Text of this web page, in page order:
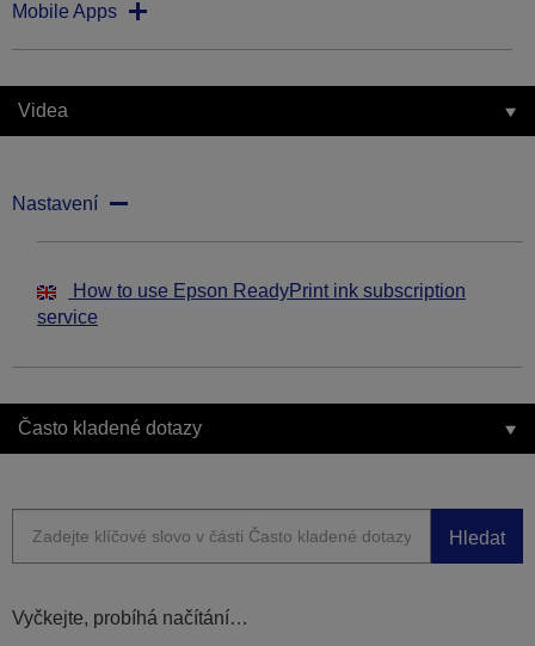
Mobile Apps
Videa
Nastavení
How to use Epson ReadyPrint ink subscription
service
Často kladené dotazy
Hledat
Vyčkejte, probíhá načítání…